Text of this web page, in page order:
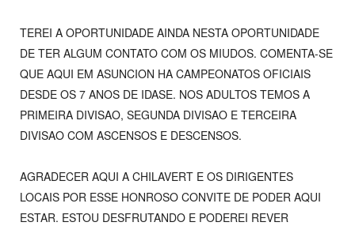
TEREI A OPORTUNIDADE AINDA NESTA OPORTUNIDADE
DE TER ALGUM CONTATO COM OS MIUDOS. COMENTA-SE
QUE AQUI EM ASUNCION HA CAMPEONATOS OFICIAIS
DESDE OS 7 ANOS DE IDASE. NOS ADULTOS TEMOS A
PRIMEIRA DIVISAO, SEGUNDA DIVISAO E TERCEIRA
DIVISAO COM ASCENSOS E DESCENSOS.
AGRADECER AQUI A CHILAVERT E OS DIRIGENTES
LOCAIS POR ESSE HONROSO CONVITE DE PODER AQUI
ESTAR. ESTOU DESFRUTANDO E PODEREI REVER